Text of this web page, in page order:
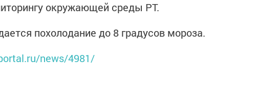
окружающей среды РТ.
похолодание до 8 градусов мороза.
news/4981/